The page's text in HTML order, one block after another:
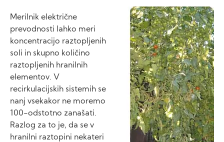
Image
Merilnik električne
prevodnosti lahko meri
koncentracijo raztopljenih
soli in skupno količino
raztopljenih hranilnih
elementov. V
recirkulacijskih sistemih se
nanj vsekakor ne moremo
100-odstotno zanašati.
Razlog za to je, da se v
hranilni raztopini nekateri